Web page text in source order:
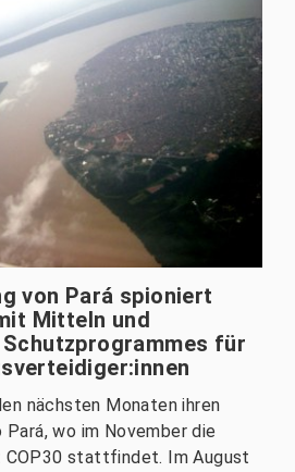
von Pará spioniert
Mitteln und
für
nächsten Monaten ihren
wo im November die
COP30 stattfindet. Im August